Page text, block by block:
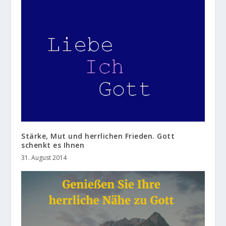
Stärke, Mut und herrlichen Frieden. Gott
schenkt es Ihnen
31. August 2014